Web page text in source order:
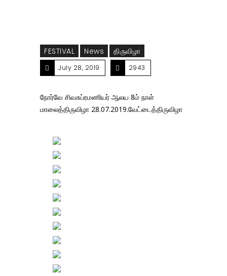
FESTIVAL News திருவிழா
July 28, 2019 2943
நோர்வே சிவசுப்ரமணியர் ஆலய 8ம் நாள்
மாலைத்திருவிழா 28.07.2019.வேட்டைத்திருவிழா